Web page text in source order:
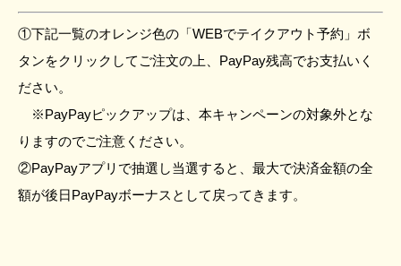
①下記一覧のオレンジ色の「WEBでテイクアウト予約」ボ
タンをクリックしてご注文の上、PayPay残高でお支払いく
ださい。
※PayPayピックアップは、本キャンペーンの対象外とな
りますのでご注意ください。
②PayPayアプリで抽選し当選すると、最大で決済金額の全
額が後日PayPayボーナスとして戻ってきます。